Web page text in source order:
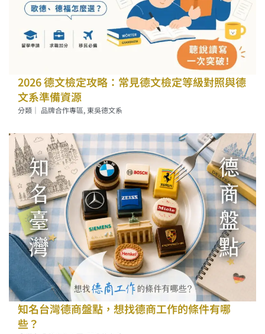
2026 德文檢定攻略：常見德文檢定等級對照與德
文系準備資源
分類｜ 品牌合作專區,東吳德文系
知名台灣德商盤點，想找德商工作的條件有哪
些？